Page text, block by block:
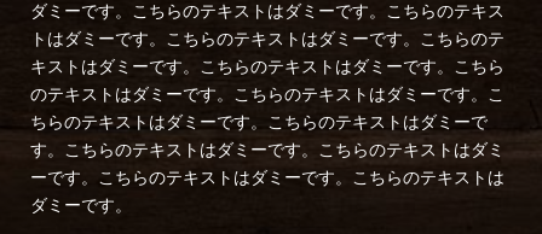
ダミーです。こちらのテキストはダミーです。こちらのテキス
トはダミーです。こちらのテキストはダミーです。こちらのテ
キストはダミーです。こちらのテキストはダミーです。こちら
のテキストはダミーです。こちらのテキストはダミーです。こ
ちらのテキストはダミーです。こちらのテキストはダミーで
す。こちらのテキストはダミーです。こちらのテキストはダミ
ーです。こちらのテキストはダミーです。こちらのテキストは
ダミーです。